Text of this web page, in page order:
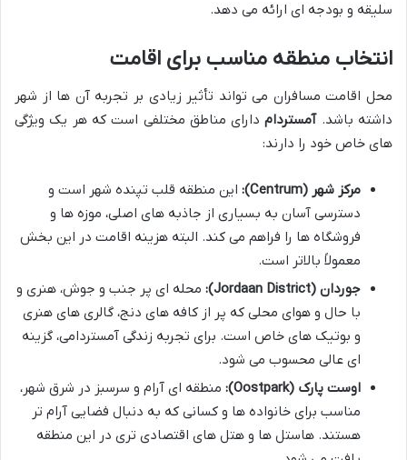
سلیقه و بودجه ای ارائه می دهد.
انتخاب منطقه مناسب برای اقامت
محل اقامت مسافران می تواند تأثیر زیادی بر تجربه آن ها از شهر
داشته باشد.آمستردامدارای مناطق مختلفی است که هر یک ویژگی
های خاص خود را دارند:
مرکز شهر (Centrum):
این منطقه قلب تپنده شهر است و
دسترسی آسان به بسیاری از جاذبه های اصلی، موزه ها و
فروشگاه ها را فراهم می کند. البته هزینه اقامت در این بخش
معمولاً بالاتر است.
جوردان (Jordaan District):
محله ای پر جنب و جوش، هنری و
با حال و هوای محلی که پر از کافه های دنج، گالری های هنری
و بوتیک های خاص است. برای تجربه زندگی آمستردامی، گزینه
ای عالی محسوب می شود.
اوست پارک (Oostpark):
منطقه ای آرام و سرسبز در شرق شهر،
مناسب برای خانواده ها و کسانی که به دنبال فضایی آرام تر
هستند. هاستل ها و هتل های اقتصادی تری در این منطقه